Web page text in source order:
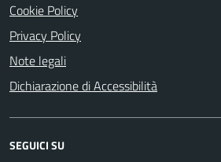
Cookie Policy
Privacy Policy
Note legali
Dichiarazione di Accessibilità
SEGUICI SU